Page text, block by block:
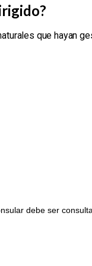
que hayan
debe ser